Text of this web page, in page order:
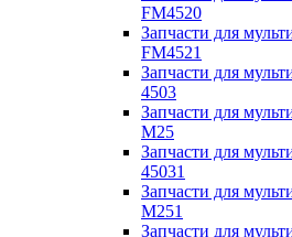
FM4520
Запчасти для
FM4521
Запчасти для
4503
Запчасти для
M25
Запчасти для
45031
Запчасти для
M251
Запчасти для